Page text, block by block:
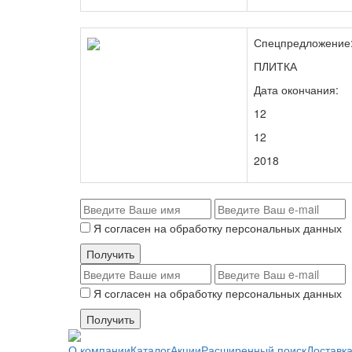
Спецпредложение:
ПЛИТКА
Дата окончания:
12
12
2018
Я согласен на обработку персональных данных
Я согласен на обработку персональных данных